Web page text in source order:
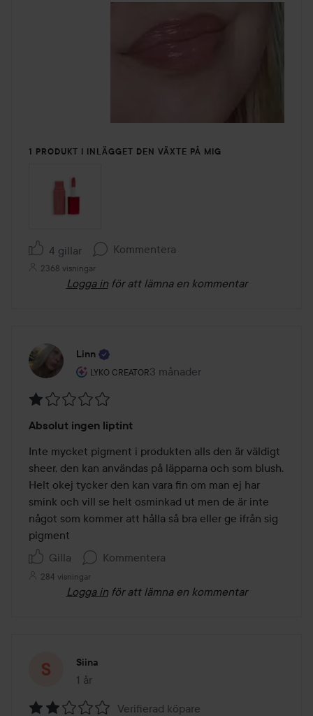
1 PRODUKT I INLÄGGET DEN VÄXTE PÅ MIG
4 gillar Kommentera
2368 visningar
Logga in för att lämna en kommentar
Linn
LYKO CREATOR
Användarens roll: Lyko Creator.
3 månader
Inlägget skapades 3 månader
1
av
5
Absolut ingen liptint
Inte mycket pigment i produkten alls den är väldigt
sheer, den kan användas på läpparna och som blush.
Helt okej tycker den kan vara fin om man ej har
smink och vill se helt osminkad ut men de är inte
något som kommer att hålla så bra eller ge ifrån sig
pigment
Gilla
Kommentera
284 visningar
Logga in för att lämna en kommentar
Siina
1 år
Inlägget skapades 1 år
Verifierad köpare